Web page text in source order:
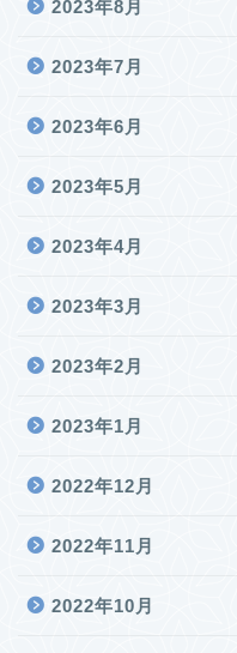
2023年8月
2023年7月
2023年6月
2023年5月
2023年4月
2023年3月
2023年2月
2023年1月
2022年12月
2022年11月
2022年10月